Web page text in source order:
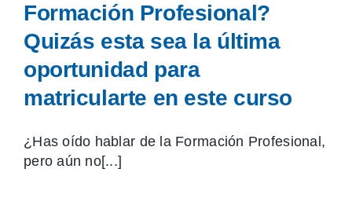
Formación Profesional?
Quizás esta sea la última
oportunidad para
matricularte en este curso
¿Has oído hablar de la Formación Profesional,
pero aún no[...]